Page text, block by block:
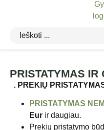
PRISTATYMAS IR
. PREKIŲ
PRISTATYMAS
Eur ir daugiau.
Prekių pristatymo